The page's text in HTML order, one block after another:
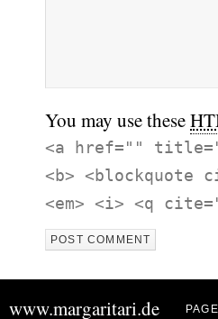
You may use these
<a href=""
<b> <blockquote
<em> <i> <q
www.margaritari.de